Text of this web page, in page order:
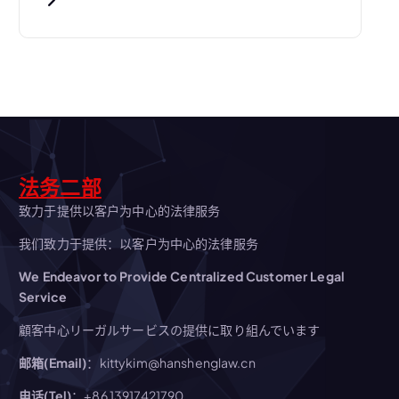
航
法务二部
致力于提供以客户为中心的法律服务
我们致力于提供：以客户为中心的法律服务
We Endeavor to Provide Centralized Customer Legal
Service
顧客中心リーガルサービスの提供に取り組んでいます
邮箱(Email)：kittykim@hanshenglaw.cn